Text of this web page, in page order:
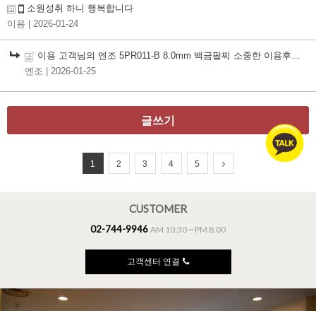
소원성취 하니 행복합니다
이용
| 2026-01-24
이용 고객님의 엔조 5PR011-B 8.0mm 백금팔찌 소중한 이용후기 진심으로 감사드립니다
엔조
| 2026-01-25
글쓰기
1 2 3 4 5
CUSTOMER
02-744-9946 AM 10:30 ~ PM 8:00
고객센터 연결